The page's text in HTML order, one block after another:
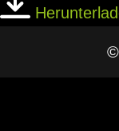
©